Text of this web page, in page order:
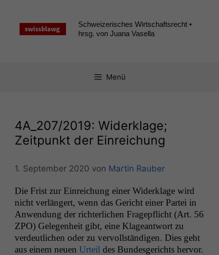
springen
Schweizerisches Wirtschaftsrecht •
hrsg. von Juana Vasella
Menü
4A_207/2019: Widerklage;
Zeitpunkt der Einreichung
1. September 2020 von Martin Rauber
Die Frist zur Ein­re­ichung ein­er Widerk­lage wird
nicht ver­längert, wenn das Gericht ein­er Partei in
Anwen­dung der richter­lichen Fragepflicht (Art. 56
ZPO) Gele­gen­heit gibt, eine Klageant­wort zu
verdeut­lichen oder zu ver­voll­ständi­gen. Dies geht
aus einem neuen Urteil des Bun­des­gerichts hervor.